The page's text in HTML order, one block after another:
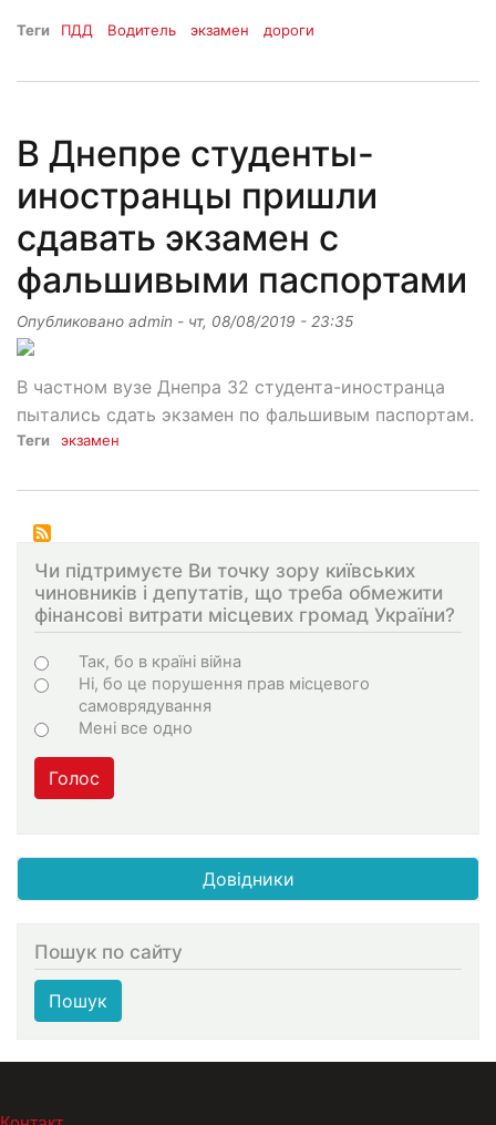
Теги ПДД Водитель экзамен дороги
В Днепре студенты-
иностранцы пришли
сдавать экзамен с
фальшивыми паспортами
Опубликовано admin - чт, 08/08/2019 - 23:35
В частном вузе Днепра 32 студента-иностранца
пытались сдать экзамен по фальшивым паспортам.
Теги экзамен
Чи підтримуєте Ви точку зору київських
чиновників і депутатів, що треба обмежити
фінансові витрати місцевих громад України?
Choices
Так, бо в країні війна
Ні, бо це порушення прав місцевого
самоврядування
Мені все одно
Голос
Довідники
Пошук по сайту
Пошук
МЕНЮ В ПОДВАЛЕ